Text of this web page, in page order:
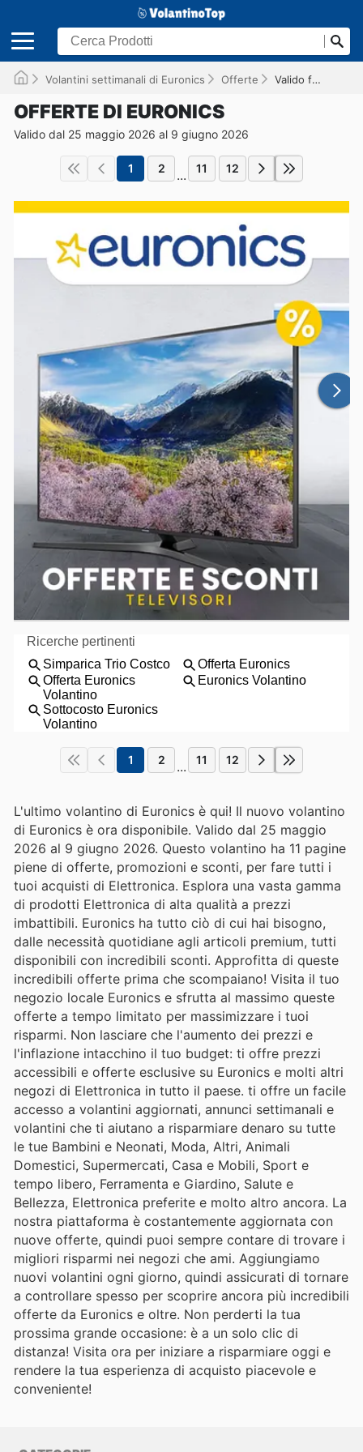
Volantini settimanali di Euronics Offerte Valido fino al 09/06/2026
OFFERTE DI EURONICS
Valido dal 25 maggio 2026 al 9 giugno 2026
1 2 ... 11 12
1 2 ... 11 12
L'ultimo volantino di Euronics è qui! Il nuovo volantino
di Euronics è ora disponibile. Valido dal 25 maggio
2026 al 9 giugno 2026. Questo volantino ha 11 pagine
piene di offerte, promozioni e sconti, per fare tutti i
tuoi acquisti di Elettronica. Esplora una vasta gamma
di prodotti Elettronica di alta qualità a prezzi
imbattibili. Euronics ha tutto ciò di cui hai bisogno,
dalle necessità quotidiane agli articoli premium, tutti
disponibili con incredibili sconti. Approfitta di queste
incredibili offerte prima che scompaiano! Visita il tuo
negozio locale Euronics e sfrutta al massimo queste
offerte a tempo limitato per massimizzare i tuoi
risparmi. Non lasciare che l'aumento dei prezzi e
l'inflazione intacchino il tuo budget: ti offre prezzi
accessibili e offerte esclusive su Euronics e molti altri
negozi di Elettronica in tutto il paese. ti offre un facile
accesso a volantini aggiornati, annunci settimanali e
volantini che ti aiutano a risparmiare denaro su tutte
le tue Bambini e Neonati, Moda, Altri, Animali
Domestici, Supermercati, Casa e Mobili, Sport e
tempo libero, Ferramenta e Giardino, Salute e
Bellezza, Elettronica preferite e molto altro ancora. La
nostra piattaforma è costantemente aggiornata con
nuove offerte, quindi puoi sempre contare di trovare i
migliori risparmi nei negozi che ami. Aggiungiamo
nuovi volantini ogni giorno, quindi assicurati di tornare
a controllare spesso per scoprire ancora più incredibili
offerte da Euronics e oltre. Non perderti la tua
prossima grande occasione: è a un solo clic di
distanza! Visita ora per iniziare a risparmiare oggi e
rendere la tua esperienza di acquisto piacevole e
conveniente!